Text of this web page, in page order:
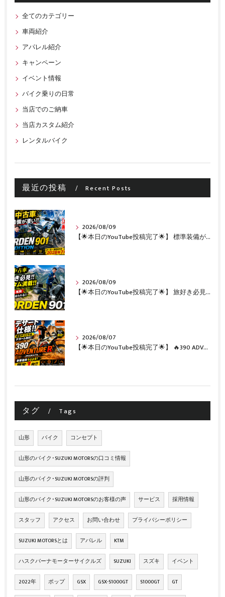
全てのカテゴリー
車両紹介
アパレル紹介
キャンペーン
イベント情報
バイク乗りの日常
当店でのご納車
当店カスタム紹介
レンタルバイク
最近の投稿 Recent Posts
2026/08/09
【🌟本日のYouTube投稿完了🌟】 標準装備が凄い!!1オーナー・無転倒の極上中古車🔥 「NORDEN 901 EXPEDITION」が入荷いたしました✨ 【Husqvarna Motorcycles山形】
2026/08/09
【🌟本日のYouTube投稿完了🌟】 旅好き必見🔥!!カスタム満載の極上中古車！ 「NORDEN 901」が入荷いたしました✨【Husqvarna Motorcycles山形】
2026/08/07
【🌟本日のYouTube投稿完了🌟】 🔥390 ADVENTURE R × KTM山形 オリジナルデカール仕様誕生🔥
タグ Tags
山形 バイク コンセプト
山形のバイク･SUZUKI MOTORSの口コミ情報
山形のバイク･SUZUKI MOTORSの評判
山形のバイク･SUZUKI MOTORSのお客様の声 サービス 採用情報
スタッフ アクセス お問い合わせ プライバシーポリシー
SUZUKI MOTORSとは アパレル KTM
ハスクバーナモーターサイクルズ SUZUKI スズキ イベント
2022年 ポップ GSX GSX-S1000GT S1000GT GT